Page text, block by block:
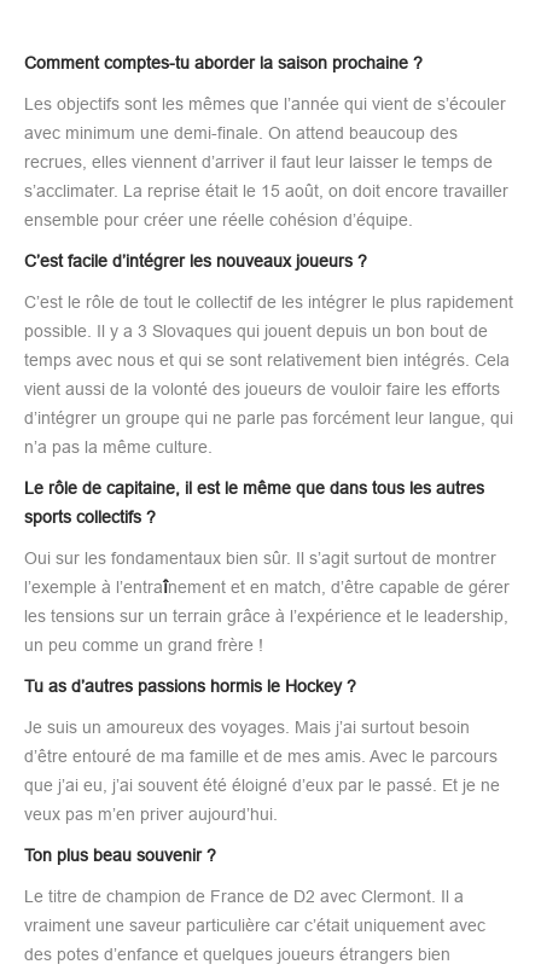
Comment comptes-tu aborder la saison prochaine ?
Les objectifs sont les mêmes que l’année qui vient de s’écouler
avec minimum une demi-finale. On attend beaucoup des
recrues, elles viennent d’arriver il faut leur laisser le temps de
s’acclimater. La reprise était le 15 août, on doit encore travailler
ensemble pour créer une réelle cohésion d’équipe.
C’est facile d’intégrer les nouveaux joueurs ?
C’est le rôle de tout le collectif de les intégrer le plus rapidement
possible. Il y a 3 Slovaques qui jouent depuis un bon bout de
temps avec nous et qui se sont relativement bien intégrés. Cela
vient aussi de la volonté des joueurs de vouloir faire les efforts
d’intégrer un groupe qui ne parle pas forcément leur langue, qui
n’a pas la même culture.
Le rôle de capitaine, il est le même que dans tous les autres
sports collectifs ?
Oui sur les fondamentaux bien sûr. Il s’agit surtout de montrer
l’exemple à l’entraînement et en match, d’être capable de gérer
les tensions sur un terrain grâce à l’expérience et le leadership,
un peu comme un grand frère !
Tu as d’autres passions hormis le Hockey ?
Je suis un amoureux des voyages. Mais j’ai surtout besoin
d’être entouré de ma famille et de mes amis. Avec le parcours
que j’ai eu, j’ai souvent été éloigné d’eux par le passé. Et je ne
veux pas m’en priver aujourd’hui.
Ton plus beau souvenir ?
Le titre de champion de France de D2 avec Clermont. Il a
vraiment une saveur particulière car c’était uniquement avec
des potes d’enfance et quelques joueurs étrangers bien